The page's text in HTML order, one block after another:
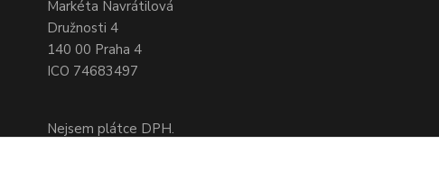
Markéta Navrátilová
Družnosti 4
140 00 Praha 4
ICO 74683497
Nejsem plátce DPH.